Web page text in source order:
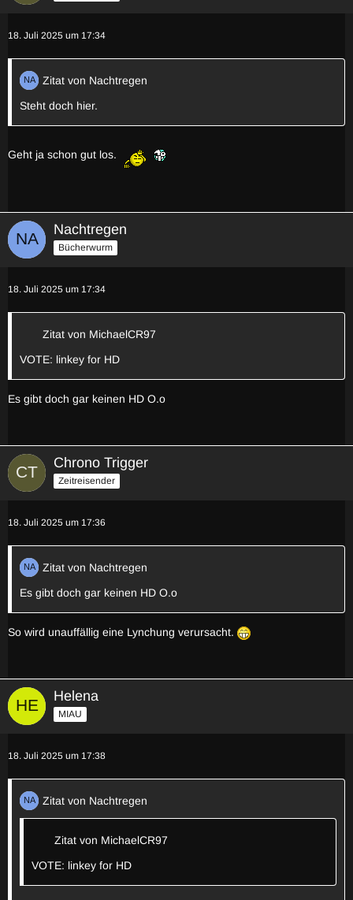
18. Juli 2025 um 17:34
Zitat von Nachtregen
Steht doch hier.
Geht ja schon gut los.
Nachtregen
Bücherwurm
18. Juli 2025 um 17:34
Zitat von MichaelCR97
VOTE: linkey for HD
Es gibt doch gar keinen HD O.o
Chrono Trigger
Zeitreisender
18. Juli 2025 um 17:36
Zitat von Nachtregen
Es gibt doch gar keinen HD O.o
So wird unauffällig eine Lynchung verursacht.
Helena
MIAU
18. Juli 2025 um 17:38
Zitat von Nachtregen
Zitat von MichaelCR97
VOTE: linkey for HD